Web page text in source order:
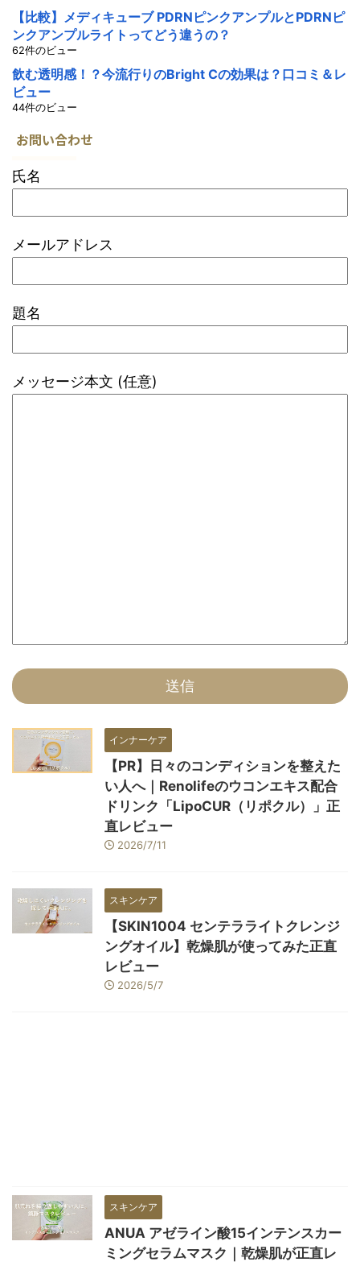
【比較】メディキューブ PDRNピンクアンプルとPDRNピ
ンクアンプルライトってどう違うの？
62件のビュー
飲む透明感！？今流行りのBright Cの効果は？口コミ＆レ
ビュー
44件のビュー
お問い合わせ
氏名
メールアドレス
題名
メッセージ本文 (任意)
インナーケア
【PR】日々のコンディションを整えた
い人へ｜Renolifeのウコンエキス配合
ドリンク「LipoCUR（リポクル）」正
直レビュー
2026/7/11
スキンケア
【SKIN1004 センテラライトクレンジ
ングオイル】乾燥肌が使ってみた正直
レビュー
2026/5/7
スキンケア
ANUA アゼライン酸15インテンスカー
ミングセラムマスク｜乾燥肌が正直レ